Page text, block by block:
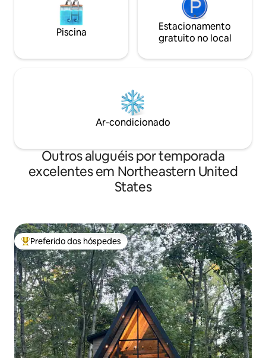
Piscina
Estacionamento
gratuito no local
Ar-condicionado
Outros aluguéis por temporada
excelentes em Northeastern United
States
Entre os melhores preferidos dos hóspedes
Preferido dos hóspedes